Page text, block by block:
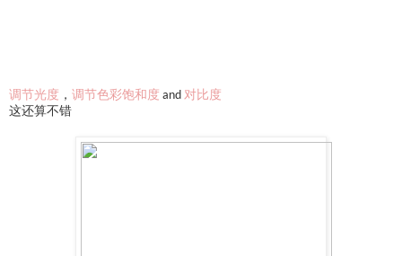
调节光度 ， 调节色彩饱和度 and 对比度
这还算不错